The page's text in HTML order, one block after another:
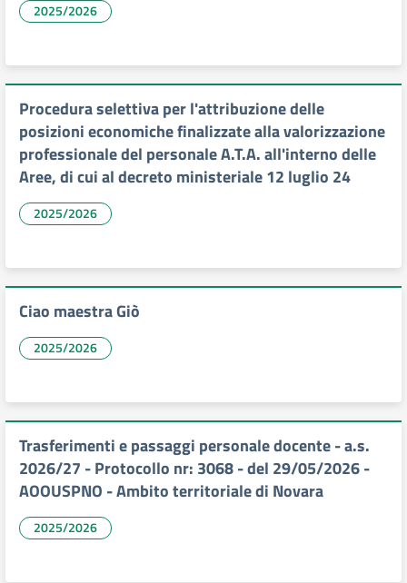
2025/2026
Procedura selettiva per l'attribuzione delle
posizioni economiche finalizzate alla valorizzazione
professionale del personale A.T.A. all'interno delle
Aree, di cui al decreto ministeriale 12 luglio 24
2025/2026
Ciao maestra Giò
2025/2026
Trasferimenti e passaggi personale docente - a.s.
2026/27 - Protocollo nr: 3068 - del 29/05/2026 -
AOOUSPNO - Ambito territoriale di Novara
2025/2026